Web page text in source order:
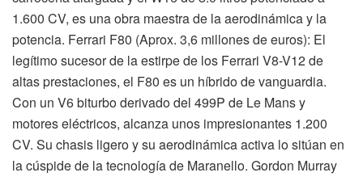
1.600 CV, es una obra maestra de la aerodinámica y la
potencia. Ferrari F80 (Aprox. 3,6 millones de euros): El
legítimo sucesor de la estirpe de los Ferrari V8-V12 de
altas prestaciones, el F80 es un híbrido de vanguardia.
Con un V6 biturbo derivado del 499P de Le Mans y
motores eléctricos, alcanza unos impresionantes 1.200
CV. Su chasis ligero y su aerodinámica activa lo sitúan en
la cúspide de la tecnología de Maranello. Gordon Murray